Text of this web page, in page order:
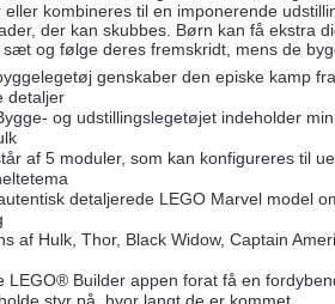
kombineres til en imponerende
der kan skubbes. Børn kan få ekstra
og følge deres fremskridt, mens de
genskaber den episke kamp
detaljer
og udstillingslegetøjet indeholder
af 5 moduler, som kan konfigureres til
detaljerede LEGO Marvel model
af Hulk, Thor, Black Widow, Captain
LEGO® Builder appen forat få en
styr på, hvor langt de er kommet